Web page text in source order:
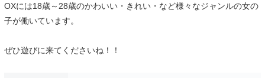
OXには18歳～28歳のかわいい・きれい・など様々なジャンルの女の
子が働いています。
ぜひ遊びに来てくださいね！！